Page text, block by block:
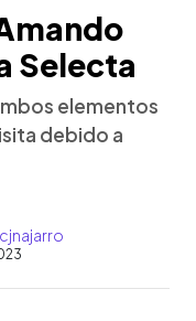
Selecta
elementos
debido a